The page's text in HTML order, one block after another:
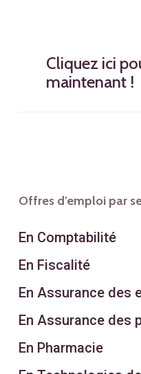
Cliquez ici
maintenant !
Offres d’emploi par
En Comptabilité
En Fiscalité
En Assurance des
En Assurance des
En Pharmacie